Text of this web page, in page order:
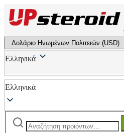
Ελληνικά
Ελληνικά
Αναζήτηση